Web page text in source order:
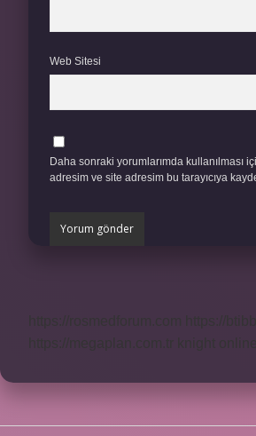
Web Sitesi
Daha sonraki yorumlarımda kullanılması
adresim ve site adresim bu tarayıcıya